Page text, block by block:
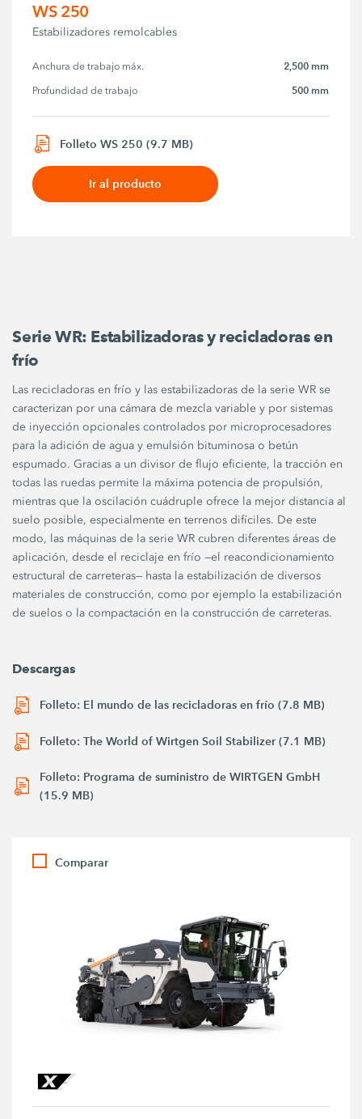
WS 250
Estabilizadores remolcables
Anchura de trabajo máx. 2,500 mm
Profundidad de trabajo 500 mm
Folleto WS 250 (9.7 MB)
Ir al producto
Serie WR: Estabilizadoras y recicladoras en
frío
Las recicladoras en frío y las estabilizadoras de la serie WR se
caracterizan por una cámara de mezcla variable y por sistemas
de inyección opcionales controlados por microprocesadores
para la adición de agua y emulsión bituminosa o betún
espumado. Gracias a un divisor de flujo eficiente, la tracción en
todas las ruedas permite la máxima potencia de propulsión,
mientras que la oscilación cuádruple ofrece la mejor distancia al
suelo posible, especialmente en terrenos difíciles. De este
modo, las máquinas de la serie WR cubren diferentes áreas de
aplicación, desde el reciclaje en frío —el reacondicionamiento
estructural de carreteras— hasta la estabilización de diversos
materiales de construcción, como por ejemplo la estabilización
de suelos o la compactación en la construcción de carreteras.
Descargas
Folleto: El mundo de las recicladoras en frío (7.8 MB)
Folleto: The World of Wirtgen Soil Stabilizer (7.1 MB)
Folleto: Programa de suministro de WIRTGEN GmbH
(15.9 MB)
Comparar